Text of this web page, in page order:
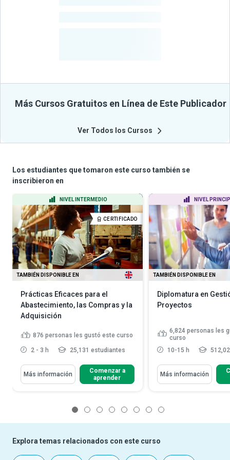
Más Cursos Gratuitos en Línea de Este Publicador
Ver Todos los Cursos
Los estudiantes que tomaron este curso también se
inscribieron en
NIVEL INTERMEDIO
CERTIFICADO
TAMBIÉN DISPONIBLE EN
Prácticas Eficaces para el
Abastecimiento, las Compras y la
Adquisición
876 personas les gustó este curso
2 - 3 h 25,131 estudiantes
Más información
Comenzar a
aprender
NIVEL
TAMBIÉN DISPONIBLE EN
Diplomatura en
Proyectos
6,824 personas les
curso
10-15 h
Más información
Explora temas relacionados con este curso